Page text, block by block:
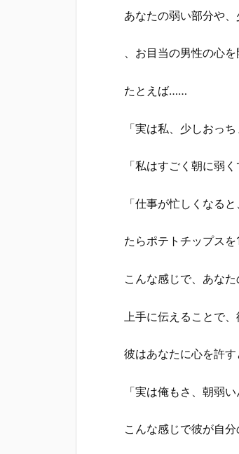
あなたの弱い部分や
、お目当の男性の心
たとえば……
「実は私、少しおっ
「私はすごく朝に弱
「仕事が忙しくなる
たらポテトチップスを
こんな感じで、あな
上手に伝えることで
彼はあなたに心を許す
「実は俺もさ、朝弱
こんな感じで彼が自